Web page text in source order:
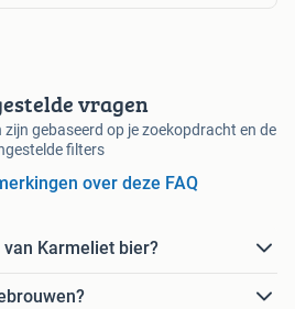
vragen
gebaseerd op je zoekopdracht en de
filters
over deze FAQ
Karmeliet bier?